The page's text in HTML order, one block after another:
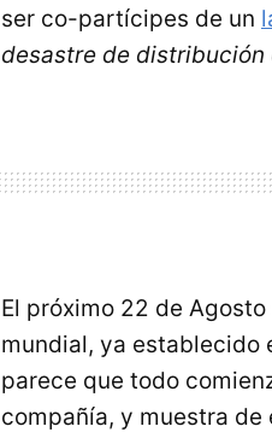
ser co-partícipes de un
desastre de distribución
El próximo 22 de Agosto
mundial, ya establecido
parece que todo
compañía, y muestra